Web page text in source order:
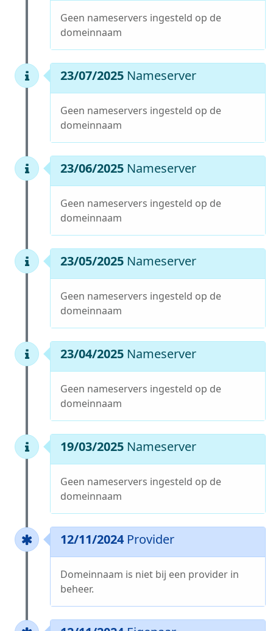
Geen nameservers ingesteld op de
domeinnaam
23/07/2025 Nameserver
Geen nameservers ingesteld op de
domeinnaam
23/06/2025 Nameserver
Geen nameservers ingesteld op de
domeinnaam
23/05/2025 Nameserver
Geen nameservers ingesteld op de
domeinnaam
23/04/2025 Nameserver
Geen nameservers ingesteld op de
domeinnaam
19/03/2025 Nameserver
Geen nameservers ingesteld op de
domeinnaam
12/11/2024 Provider
Domeinnaam is niet bij een provider in
beheer.